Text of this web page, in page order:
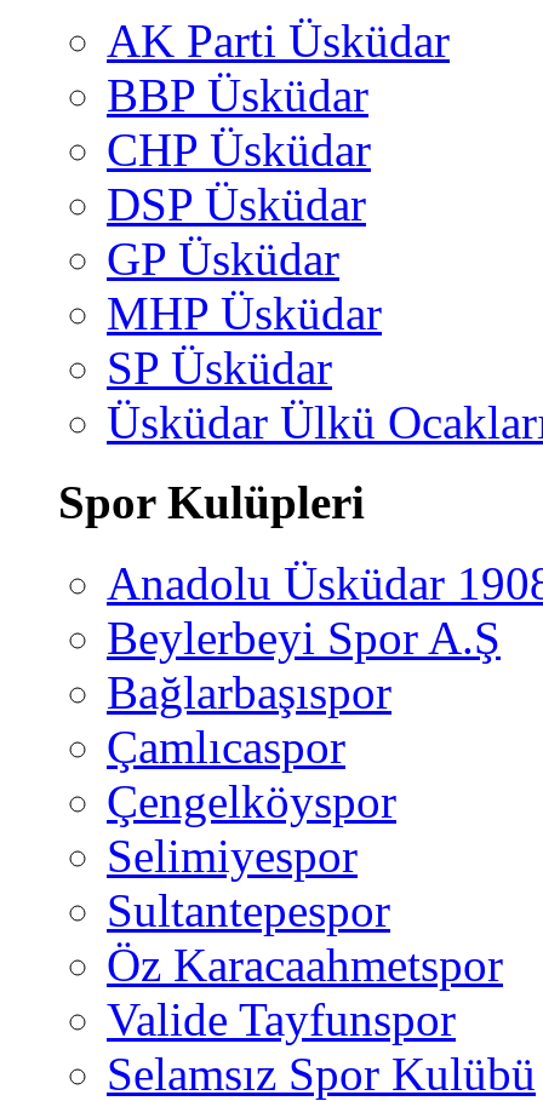
AK Parti Üsküdar
BBP Üsküdar
CHP Üsküdar
DSP Üsküdar
GP Üsküdar
MHP Üsküdar
SP Üsküdar
Üsküdar Ülkü
Spor Kulüpleri
Anadolu Üsküdar
Beylerbeyi Spor A.Ş
Bağlarbaşıspor
Çamlıcaspor
Çengelköyspor
Selimiyespor
Sultantepespor
Öz Karacaahmetspor
Valide Tayfunspor
Selamsız Spor Kulübü